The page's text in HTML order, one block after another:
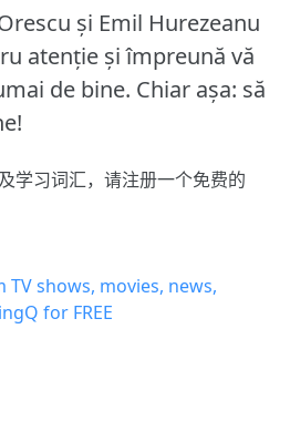
şi Emil Hurezeanu
atenţie şi împreună vă
de bine. Chiar aşa: să
学习词汇，请注册一个免费的